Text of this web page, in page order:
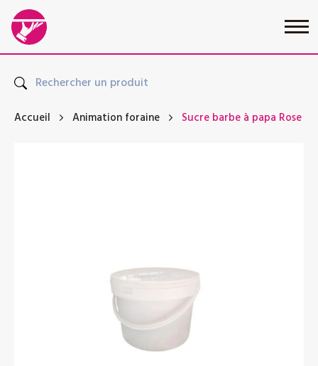
Accueil Animation foraine Sucre barbe à papa Rose